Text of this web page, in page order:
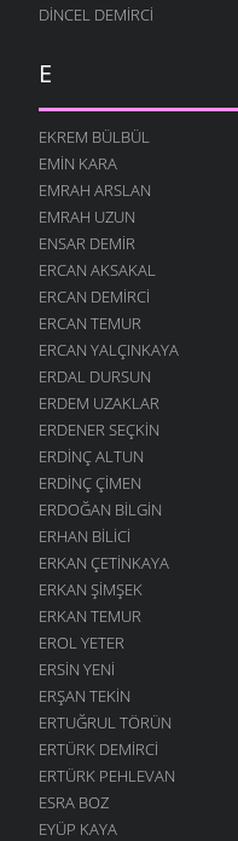
DINCEL DEMIRCI
E
EKREM BÜLBÜL
EMIN KARA
EMRAH ARSLAN
EMRAH UZUN
ENSAR DEMIR
ERCAN AKSAKAL
ERCAN DEMIRCI
ERCAN TEMUR
ERCAN YALÇINKAYA
ERDAL DURSUN
ERDEM UZAKLAR
ERDENER SEÇKIN
ERDINÇ ALTUN
ERDINÇ ÇIMEN
ERDOĞAN BILGIN
ERHAN BILICI
ERKAN ÇETINKAYA
ERKAN ŞIMŞEK
ERKAN TEMUR
EROL YETER
ERSIN YENI
ERŞAN TEKIN
ERTUĞRUL TÖRÜN
ERTÜRK DEMIRCI
ERTÜRK PEHLEVAN
ESRA BOZ
EYÜP KAYA